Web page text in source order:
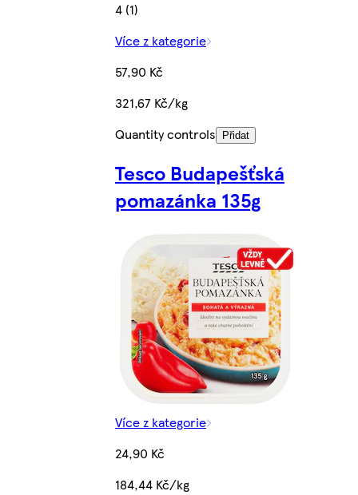
4 (1)
Více z kategorie
57,90 Kč
321,67 Kč/kg
Quantity controls
Přidat
Tesco Budapešťská
pomazánka 135g
Více z kategorie
24,90 Kč
184,44 Kč/kg